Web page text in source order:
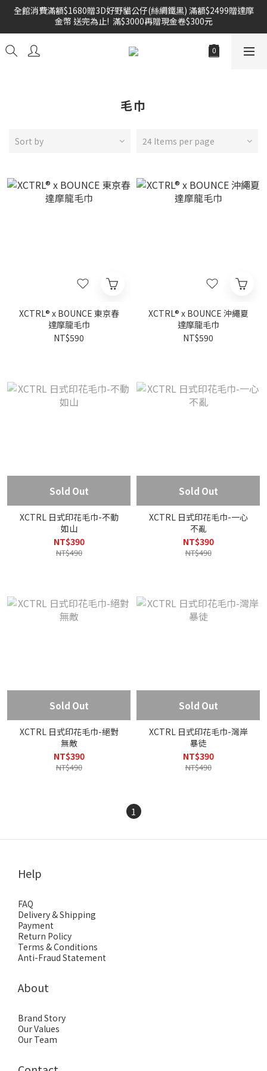
雙倍奉還 歡慶父親節全館褲類任選兩件88折!!!
全館消費滿額$1680贈3D好野貓公仔(絲綢鐵黑) 滿額$2499贈達摩
金幣 送完為止!  滿$3000再贈現金卷$300元
雙倍奉還 歡慶父親節全館褲類任選兩件88折!!!
毛巾
Sort by 24 Items per page
XCTRL® x BOUNCE 東京春
達摩龍毛巾
NT$590
XCTRL® x BOUNCE 沖繩夏
達摩龍毛巾
NT$590
Sold Out
XCTRL 日式印花毛巾-不動
如山
NT$390
NT$490
Sold Out
XCTRL 日式印花毛巾-一心
不亂
NT$390
NT$490
Sold Out
XCTRL 日式印花毛巾-絕對
無敵
NT$390
NT$490
Sold Out
XCTRL 日式印花毛巾-灣岸
暴徒
NT$390
NT$490
1
Help
FAQ
Delivery & Shipping
Payment
Return Policy
Terms & Conditions
Anti-Fraud Statement
About
Brand Story
Our Values
Our Team